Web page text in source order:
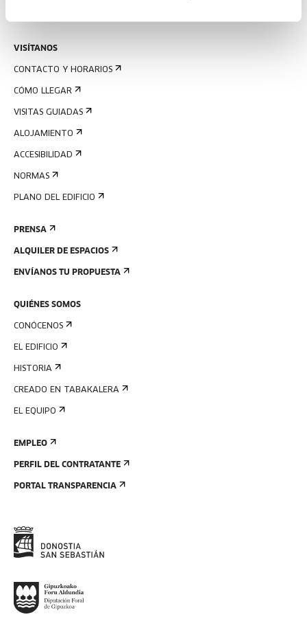
VISÍTANOS
CONTACTO Y HORARIOS
CÓMO LLEGAR
VISITAS GUIADAS
ALOJAMIENTO
ACCESIBILIDAD
NORMAS
PLANO DEL EDIFICIO
PRENSA
ALQUILER DE ESPACIOS
ENVÍANOS TU PROPUESTA
QUIÉNES SOMOS
CONÓCENOS
EL EDIFICIO
HISTORIA
CREADO EN TABAKALERA
EL EQUIPO
EMPLEO
PERFIL DEL CONTRATANTE
PORTAL TRANSPARENCIA